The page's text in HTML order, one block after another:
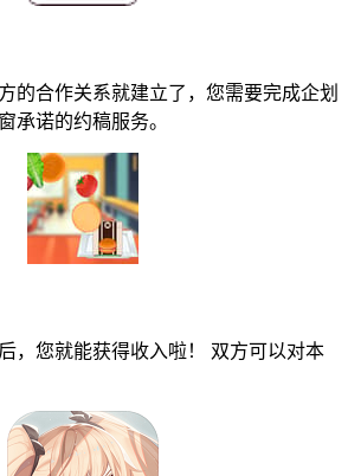
合作关系就建立了，您需要完成企划
承诺的约稿服务。
您就能获得收入啦！ 双方可以对本